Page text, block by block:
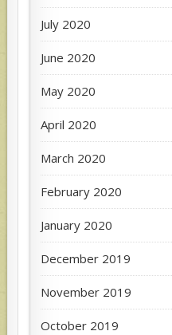
July 2020
June 2020
May 2020
April 2020
March 2020
February 2020
January 2020
December 2019
November 2019
October 2019